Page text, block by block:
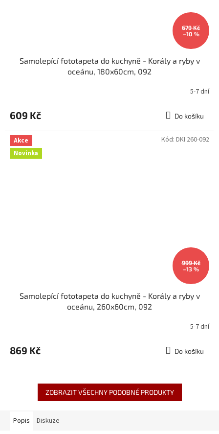
679 Kč
–10 %
Samolepící fototapeta do kuchyně - Korály a ryby v
oceánu, 180x60cm, 092
5-7 dní
609 Kč Do košíku
Akce
Novinka
999 Kč
–13 %
Samolepící fototapeta do kuchyně - Korály a ryby v
oceánu, 260x60cm, 092
5-7 dní
869 Kč Do košíku
Kód: DKI 260-092
ZOBRAZIT VŠECHNY PODOBNÉ PRODUKTY
Popis Diskuze